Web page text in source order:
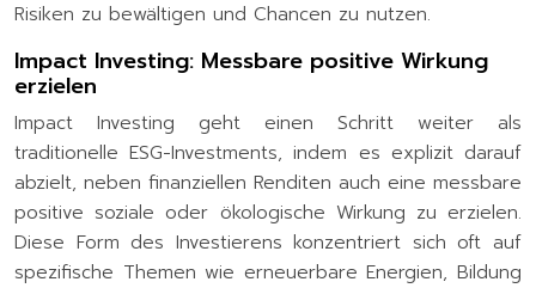
Risiken zu bewältigen und Chancen zu nutzen.
Impact Investing: Messbare positive Wirkung
erzielen
Impact Investing geht einen Schritt weiter als
traditionelle ESG-Investments, indem es explizit darauf
abzielt, neben finanziellen Renditen auch eine messbare
positive soziale oder ökologische Wirkung zu erzielen.
Diese Form des Investierens konzentriert sich oft auf
spezifische Themen wie erneuerbare Energien, Bildung